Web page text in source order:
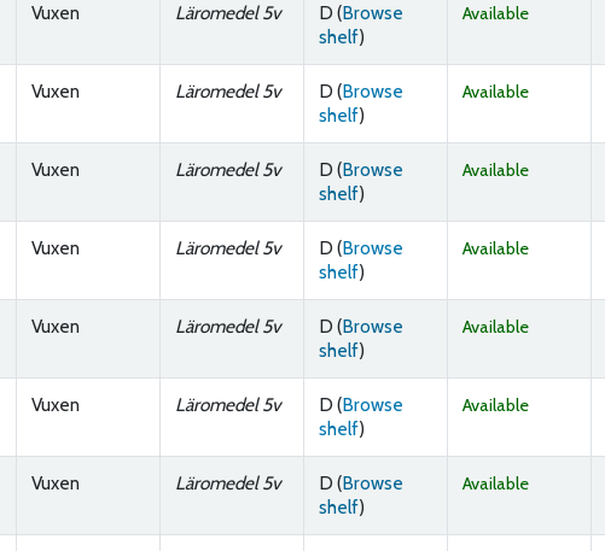
Vuxen Läromedel 5v D (Browse
shelf(Opens below)
)
Available
Vuxen Läromedel 5v D (Browse
shelf(Opens below)
)
Available
Vuxen Läromedel 5v D (Browse
shelf(Opens below)
)
Available
Vuxen Läromedel 5v D (Browse
shelf(Opens below)
)
Available
Vuxen Läromedel 5v D (Browse
shelf(Opens below)
)
Available
Vuxen Läromedel 5v D (Browse
shelf(Opens below)
)
Available
Vuxen Läromedel 5v D (Browse
shelf(Opens below)
)
Available